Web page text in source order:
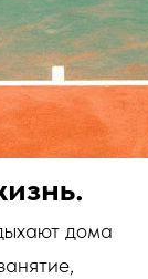
дома